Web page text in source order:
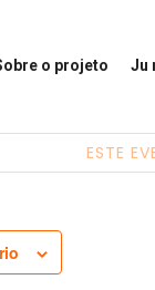
o projeto Ju
ESTE